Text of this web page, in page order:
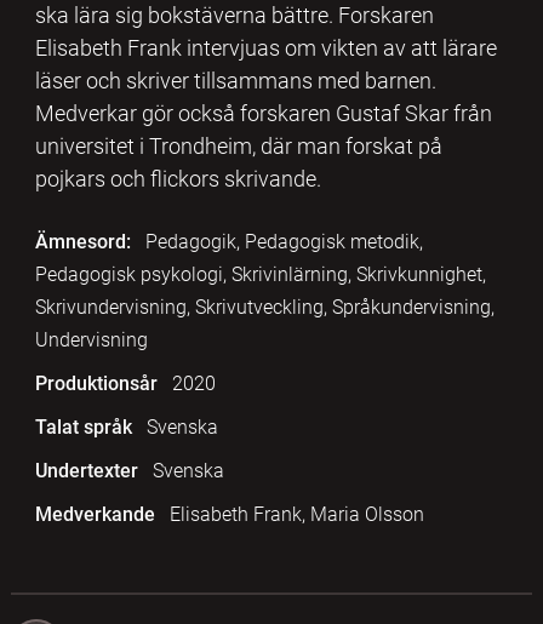
ska lära sig bokstäverna bättre. Forskaren
Elisabeth Frank intervjuas om vikten av att lärare
läser och skriver tillsammans med barnen.
Medverkar gör också forskaren Gustaf Skar från
universitet i Trondheim, där man forskat på
pojkars och flickors skrivande.
Ämnesord:
Pedagogik, Pedagogisk metodik,
Pedagogisk psykologi, Skrivinlärning, Skrivkunnighet,
Skrivundervisning, Skrivutveckling, Språkundervisning,
Undervisning
Produktionsår
2020
Talat språk
Svenska
Undertexter
Svenska
Medverkande
Elisabeth Frank, Maria Olsson